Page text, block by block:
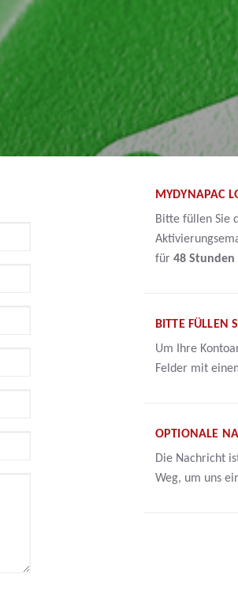
MYDYNAPAC
Bitte füllen Sie
für 48 Stunden
BITTE FÜLLEN
Um Ihre
Felder mit
OPTIONALE
Die Nachricht
Weg, um uns